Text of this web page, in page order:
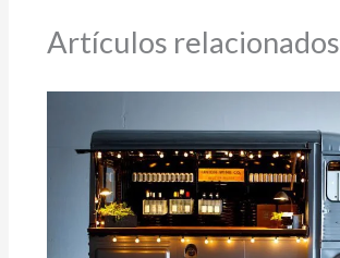
Artículos relacionados